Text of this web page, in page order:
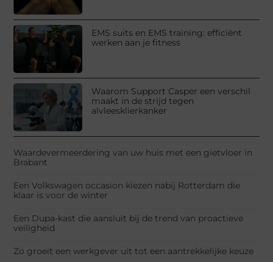
EMS suits en EMS training: efficiënt
werken aan je fitness
Waarom Support Casper een verschil
maakt in de strijd tegen
alvleesklierkanker
Waardevermeerdering van uw huis met een gietvloer in
Brabant
Een Volkswagen occasion kiezen nabij Rotterdam die
klaar is voor de winter
Een Dupa-kast die aansluit bij de trend van proactieve
veiligheid
Zo groeit een werkgever uit tot een aantrekkelijke keuze